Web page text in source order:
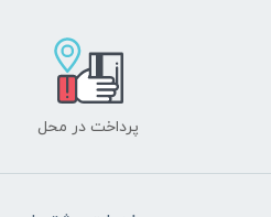
پرداخت در محل